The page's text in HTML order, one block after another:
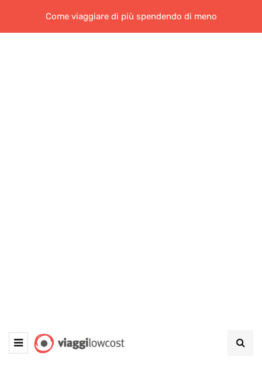
Come viaggiare di più spendendo di meno